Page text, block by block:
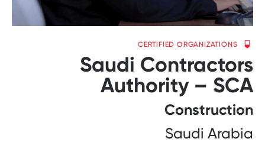
CERTIFIED ORGANIZATIONS
Saudi Contractors
Authority – SCA
Construction
Saudi Arabia